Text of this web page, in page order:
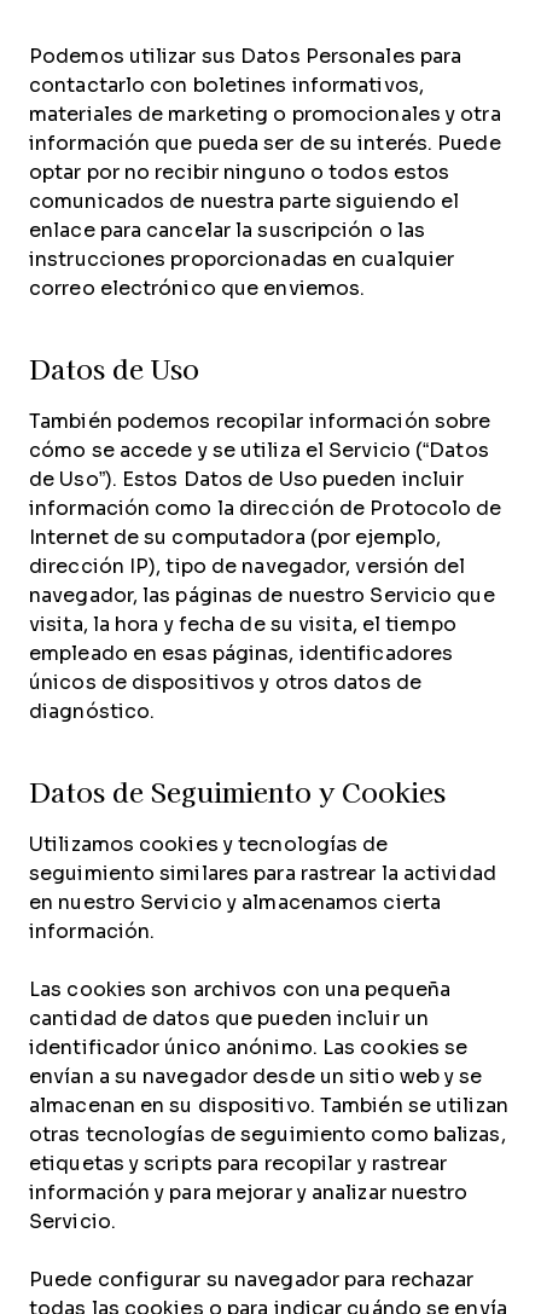
Podemos utilizar sus Datos Personales para
contactarlo con boletines informativos,
materiales de marketing o promocionales y otra
información que pueda ser de su interés. Puede
optar por no recibir ninguno o todos estos
comunicados de nuestra parte siguiendo el
enlace para cancelar la suscripción o las
instrucciones proporcionadas en cualquier
correo electrónico que enviemos.
Datos de Uso
También podemos recopilar información sobre
cómo se accede y se utiliza el Servicio (“Datos
de Uso”). Estos Datos de Uso pueden incluir
información como la dirección de Protocolo de
Internet de su computadora (por ejemplo,
dirección IP), tipo de navegador, versión del
navegador, las páginas de nuestro Servicio que
visita, la hora y fecha de su visita, el tiempo
empleado en esas páginas, identificadores
únicos de dispositivos y otros datos de
diagnóstico.
Datos de Seguimiento y Cookies
Utilizamos cookies y tecnologías de
seguimiento similares para rastrear la actividad
en nuestro Servicio y almacenamos cierta
información.
Las cookies son archivos con una pequeña
cantidad de datos que pueden incluir un
identificador único anónimo. Las cookies se
envían a su navegador desde un sitio web y se
almacenan en su dispositivo. También se utilizan
otras tecnologías de seguimiento como balizas,
etiquetas y scripts para recopilar y rastrear
información y para mejorar y analizar nuestro
Servicio.
Puede configurar su navegador para rechazar
todas las cookies o para indicar cuándo se envía